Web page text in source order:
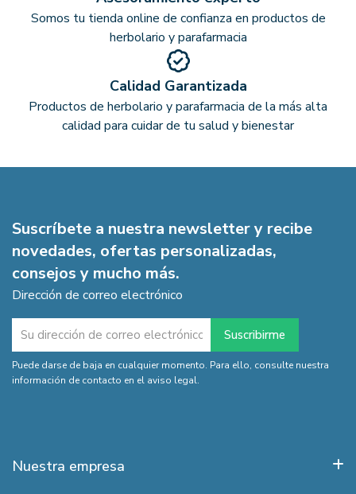
Somos tu tienda online de confianza en productos de
herbolario y parafarmacia
Calidad Garantizada
Productos de herbolario y parafarmacia de la más alta
calidad para cuidar de tu salud y bienestar
Suscríbete a nuestra newsletter y recibe
novedades, ofertas personalizadas,
consejos y mucho más.
Dirección de correo electrónico
Puede darse de baja en cualquier momento. Para ello, consulte nuestra
información de contacto en el aviso legal.
Nuestra empresa